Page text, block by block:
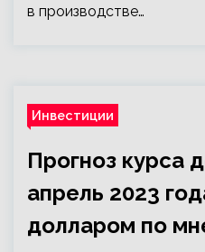
в производстве…
Инвестиции
Прогноз курса
апрель 2023
долларом по